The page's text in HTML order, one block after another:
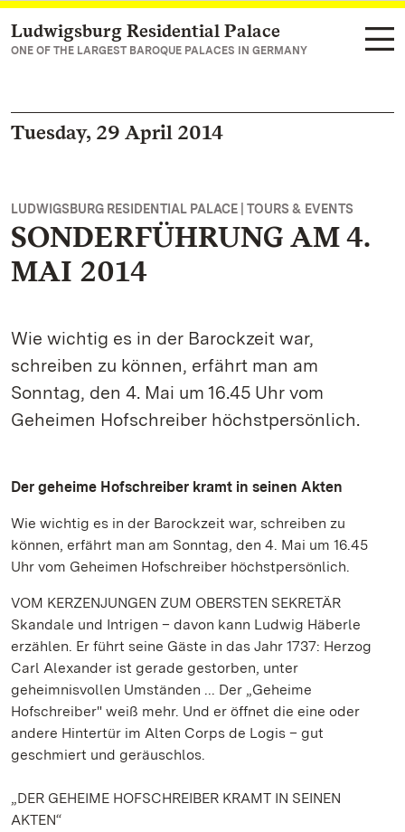
Navigate to main page
Ludwigsburg Residential Palace
ONE OF THE LARGEST BAROQUE PALACES IN GERMANY
Tuesday, 29 April 2014
LUDWIGSBURG RESIDENTIAL PALACE | TOURS & EVENTS
SONDERFÜHRUNG AM 4.
MAI 2014
Wie wichtig es in der Barockzeit war,
schreiben zu können, erfährt man am
Sonntag, den 4. Mai um 16.45 Uhr vom
Geheimen Hofschreiber höchstpersönlich.
Der geheime Hofschreiber kramt in seinen Akten
Wie wichtig es in der Barockzeit war, schreiben zu
können, erfährt man am Sonntag, den 4. Mai um 16.45
Uhr vom Geheimen Hofschreiber höchstpersönlich.
VOM KERZENJUNGEN ZUM OBERSTEN SEKRETÄR
Skandale und Intrigen – davon kann Ludwig Häberle
erzählen. Er führt seine Gäste in das Jahr 1737: Herzog
Carl Alexander ist gerade gestorben, unter
geheimnisvollen Umständen ... Der „Geheime
Hofschreiber" weiß mehr. Und er öffnet die eine oder
andere Hintertür im Alten Corps de Logis – gut
geschmiert und geräuschlos.
„DER GEHEIME HOFSCHREIBER KRAMT IN SEINEN
AKTEN“